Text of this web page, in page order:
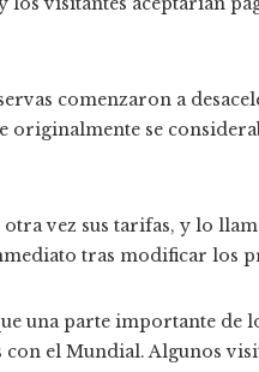
comenzaron a
se
vez sus tarifas, y lo
tras modificar los
una parte importante de
el Mundial. Algunos